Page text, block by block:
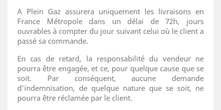
A Plein Gaz assurera uniquement les livraisons en
France Métropole dans un délai de 72h, jours
ouvrables à compter du jour suivant celui où le client a
passé sa commande.
En cas de retard, la responsabilité du vendeur ne
pourra être engagée, et ce, pour quelque cause que se
soit. Par conséquent, aucune demande
d’indemnisation, de quelque nature que se soit, ne
pourra être réclamée par le client.